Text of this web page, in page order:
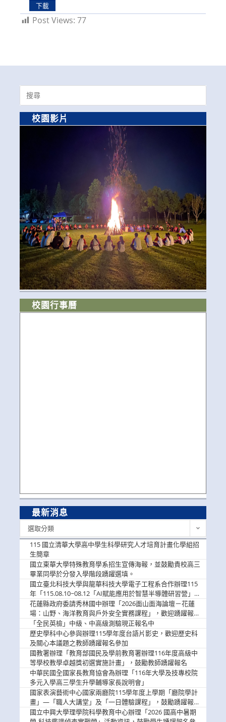
下載
Post Views: 77
Search
for:
校園影片
校園行事曆
最新消息
選取分類
115 國立清華大學高中學生科學研究人才培育計畫化學組招
生簡章
國立東華大學特殊教育學系招生宣傳海報，並鼓勵貴校高三
畢業同學於分發入學階段踴躍選填。
國立臺北科技大學與龍華科技大學電子工程系合作辦理115
年「115.08.10~08.12「AI賦能應用於智慧半導體研習營」，
歡迎學生踴躍報名參加
花蓮縣政府委請秀林國中辦理「2026面山面海論壇－花蓮
場：山野、海洋教育與戶外安全實務課程」，歡迎踴躍報名
參加
「全民英檢」中級、中高級測驗現正報名中
歷史學科中心參與辦理115學年度台語片影史，歡迎歷史科
及關心本議題之教師踴躍報名參加
國教署辦理「教育部國民及學前教育署辦理116年度高級中
等學校教學卓越獎初選實施計畫」，鼓勵教師踴躍報名
中華民國全國家長教育協會為辦理「116年大學及技專校院
多元入學高三學生升學輔導家長說明會」
國家表演藝術中心國家兩廳院115學年度上學期「廳院學計
畫」—「職人大講堂」及「一日體驗課程」，鼓勵踴躍報名
參與。
國立中興大學理學院科學教育中心辦理「2026 國高中暑期